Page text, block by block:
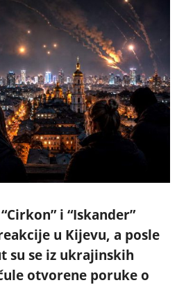
i “Iskander”
u Kijevu, a posle
su se iz ukrajinskih
otvorene poruke o